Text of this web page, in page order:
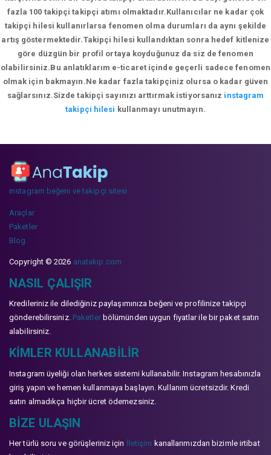
fazla 100 takipçi takipçi atımı olmaktadır.Kullanıcılar ne kadar çok
takipçi hilesi kullanırlarsa fenomen olma durumları da aynı şekilde
artış göstermektedir.Takipçi hilesi kullandıktan sonra hedef kitlenize
göre düzgün bir profil ortaya koyduğunuz da siz de fenomen
olabilirsiniz.Bu anlatıklarım e-ticaret içinde geçerli sadece fenomen
olmak için bakmayın.Ne kadar fazla takipçiniz olursa o kadar güven
sağlarsınız.Sizde takipçi sayınızı arttırmak istiyorsanız instagram
takipçi hilesi kullanmayı unutmayın.
instagram beğeni ve takipçi sitesi
Araçlar
Paketler
Blog
Copyright © 2026 anatakip.com
NASIL ÇALIŞIR
Kredileriniz ile dilediğiniz paylaşımınıza beğeni ve profilinize takipçi
gönderebilirsiniz. Paketlerbölümünden uygun fiyatlar ile bir paket satın
alabilirsiniz.
KIMLER KULLANABILIR
Instagram üyeliği olan herkes sistemi kullanabilir. Instagram hesabınızla
giriş yapın ve hemen kullanmaya başlayın. Kullanım ücretsizdir. Kredi
satın almadıkça hiçbir ücret ödemezsiniz.
BIZE ULAŞIN
Her türlü soru ve görüşleriniz için İletişim kanallarımızdan bizimle irtibat